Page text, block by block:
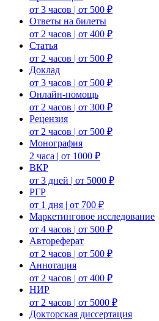
от 3 часов | от 500 ₽
Ответы на билеты
от 2 часов | от 400 ₽
Статья
от 2 часов | от 500 ₽
Доклад
от 3 часов | от 500 ₽
Онлайн-помощь
от 2 часов | от 300 ₽
Рецензия
от 2 часов | от 500 ₽
Монография
2 часа | от 1000 ₽
ВКР
от 3 дней | от 5000 ₽
РГР
от 1 дня | от 700 ₽
Маркетинговое исследование
от 4 часов | от 500 ₽
Автореферат
от 2 часов | от 500 ₽
Аннотация
от 2 часов | от 400 ₽
НИР
от 2 часов | от 5000 ₽
Докторская диссертация